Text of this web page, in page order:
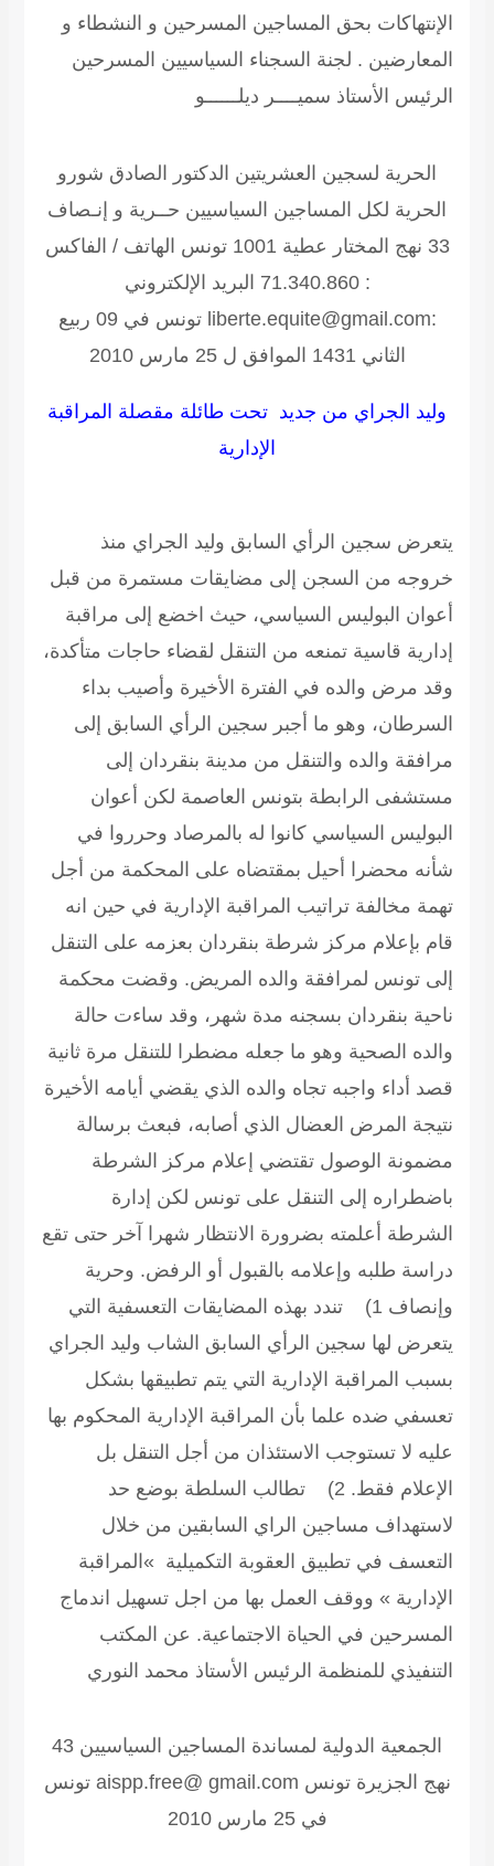
الإنتهاكات بحق المساجين المسرحين و النشطاء و
المعارضين . لجنة السجناء السياسيين المسرحين
الرئيس الأستاذ سميــــر ديلــــــو
الحرية لسجين العشريتين الدكتور الصادق شورو
الحرية لكل المساجين السياسيين حــرية و إنـصاف
33 نهج المختار عطية 1001 تونس الهاتف / الفاكس
: 71.340.860 البريد الإلكتروني
:liberte.equite@gmail.com تونس في 09 ربيع
الثاني 1431 الموافق ل 25 مارس 2010
وليد الجراي من جديد تحت طائلة مقصلة المراقبة
الإدارية
يتعرض سجين الرأي السابق وليد الجراي منذ
خروجه من السجن إلى مضايقات مستمرة من قبل
أعوان البوليس السياسي، حيث اخضع إلى مراقبة
إدارية قاسية تمنعه من التنقل لقضاء حاجات متأكدة،
وقد مرض والده في الفترة الأخيرة وأصيب بداء
السرطان، وهو ما أجبر سجين الرأي السابق إلى
مرافقة والده والتنقل من مدينة بنقردان إلى
مستشفى الرابطة بتونس العاصمة لكن أعوان
البوليس السياسي كانوا له بالمرصاد وحرروا في
شأنه محضرا أحيل بمقتضاه على المحكمة من أجل
تهمة مخالفة تراتيب المراقبة الإدارية في حين انه
قام بإعلام مركز شرطة بنقردان بعزمه على التنقل
إلى تونس لمرافقة والده المريض. وقضت محكمة
ناحية بنقردان بسجنه مدة شهر، وقد ساءت حالة
والده الصحية وهو ما جعله مضطرا للتنقل مرة ثانية
قصد أداء واجبه تجاه والده الذي يقضي أيامه الأخيرة
نتيجة المرض العضال الذي أصابه، فبعث برسالة
مضمونة الوصول تقتضي إعلام مركز الشرطة
باضطراره إلى التنقل على تونس لكن إدارة
الشرطة أعلمته بضرورة الانتظار شهرا آخر حتى تقع
دراسة طلبه وإعلامه بالقبول أو الرفض. وحرية
وإنصاف
1) تندد بهذه المضايقات التعسفية التي
يتعرض لها سجين الرأي السابق الشاب وليد الجراي
بسبب المراقبة الإدارية التي يتم تطبيقها بشكل
تعسفي ضده علما بأن المراقبة الإدارية المحكوم بها
عليه لا تستوجب الاستئذان من أجل التنقل بل
الإعلام فقط. 2) تطالب السلطة بوضع حد
لاستهداف مساجين الراي السابقين من خلال
التعسف في تطبيق العقوبة التكميلية »المراقبة
الإدارية » ووقف العمل بها من اجل تسهيل اندماج
المسرحين في الحياة الاجتماعية. عن المكتب
التنفيذي للمنظمة الرئيس الأستاذ محمد النوري
الجمعية الدولية لمساندة المساجين السياسيين 43
نهج الجزيرة تونس aispp.free@ gmail.com تونس
في 25 مارس 2010